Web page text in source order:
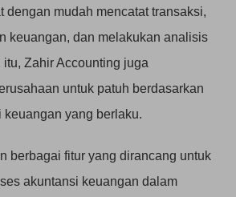
dengan mudah mencatat transaksi,
keuangan, dan melakukan analisis
Zahir Accounting juga
untuk patuh berdasarkan
keuangan yang berlaku.
berbagai fitur yang dirancang untuk
akuntansi keuangan dalam